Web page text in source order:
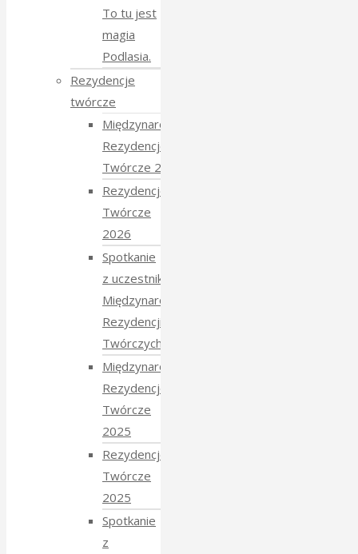
To tu jest
magia
Podlasia.
Rezydencje
twórcze
Międzynarodowe
Rezydencje
Twórcze 2026
Rezydencje
Twórcze
2026
Spotkanie
z uczestnikami
Międzynarodowych
Rezydencji
Twórczych 2026
Międzynarodowe
Rezydencje
Twórcze
2025
Rezydencje
Twórcze
2025
Spotkanie
z